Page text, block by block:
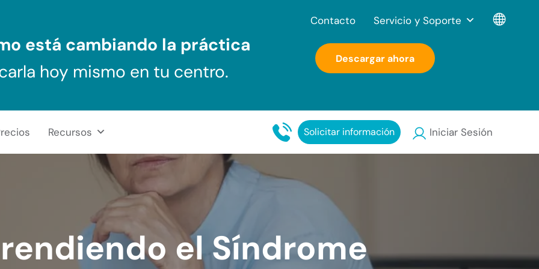
está cambiando la práctica
hoy mismo en tu centro.
Descargar ahora
Recursos Solicitar información Iniciar Sesión
Contacto Servicio y Soporte
el Síndrome